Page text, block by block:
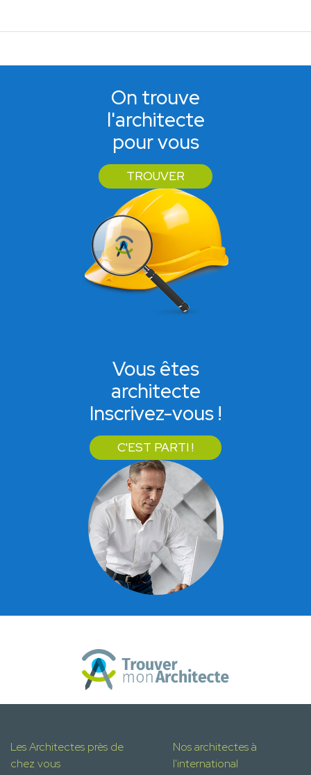
On trouve
l'architecte
pour vous
TROUVER
Vous êtes
architecte
Inscrivez-vous !
C'EST PARTI !
Les Architectes près de
chez vous
Nos architectes à
l'international